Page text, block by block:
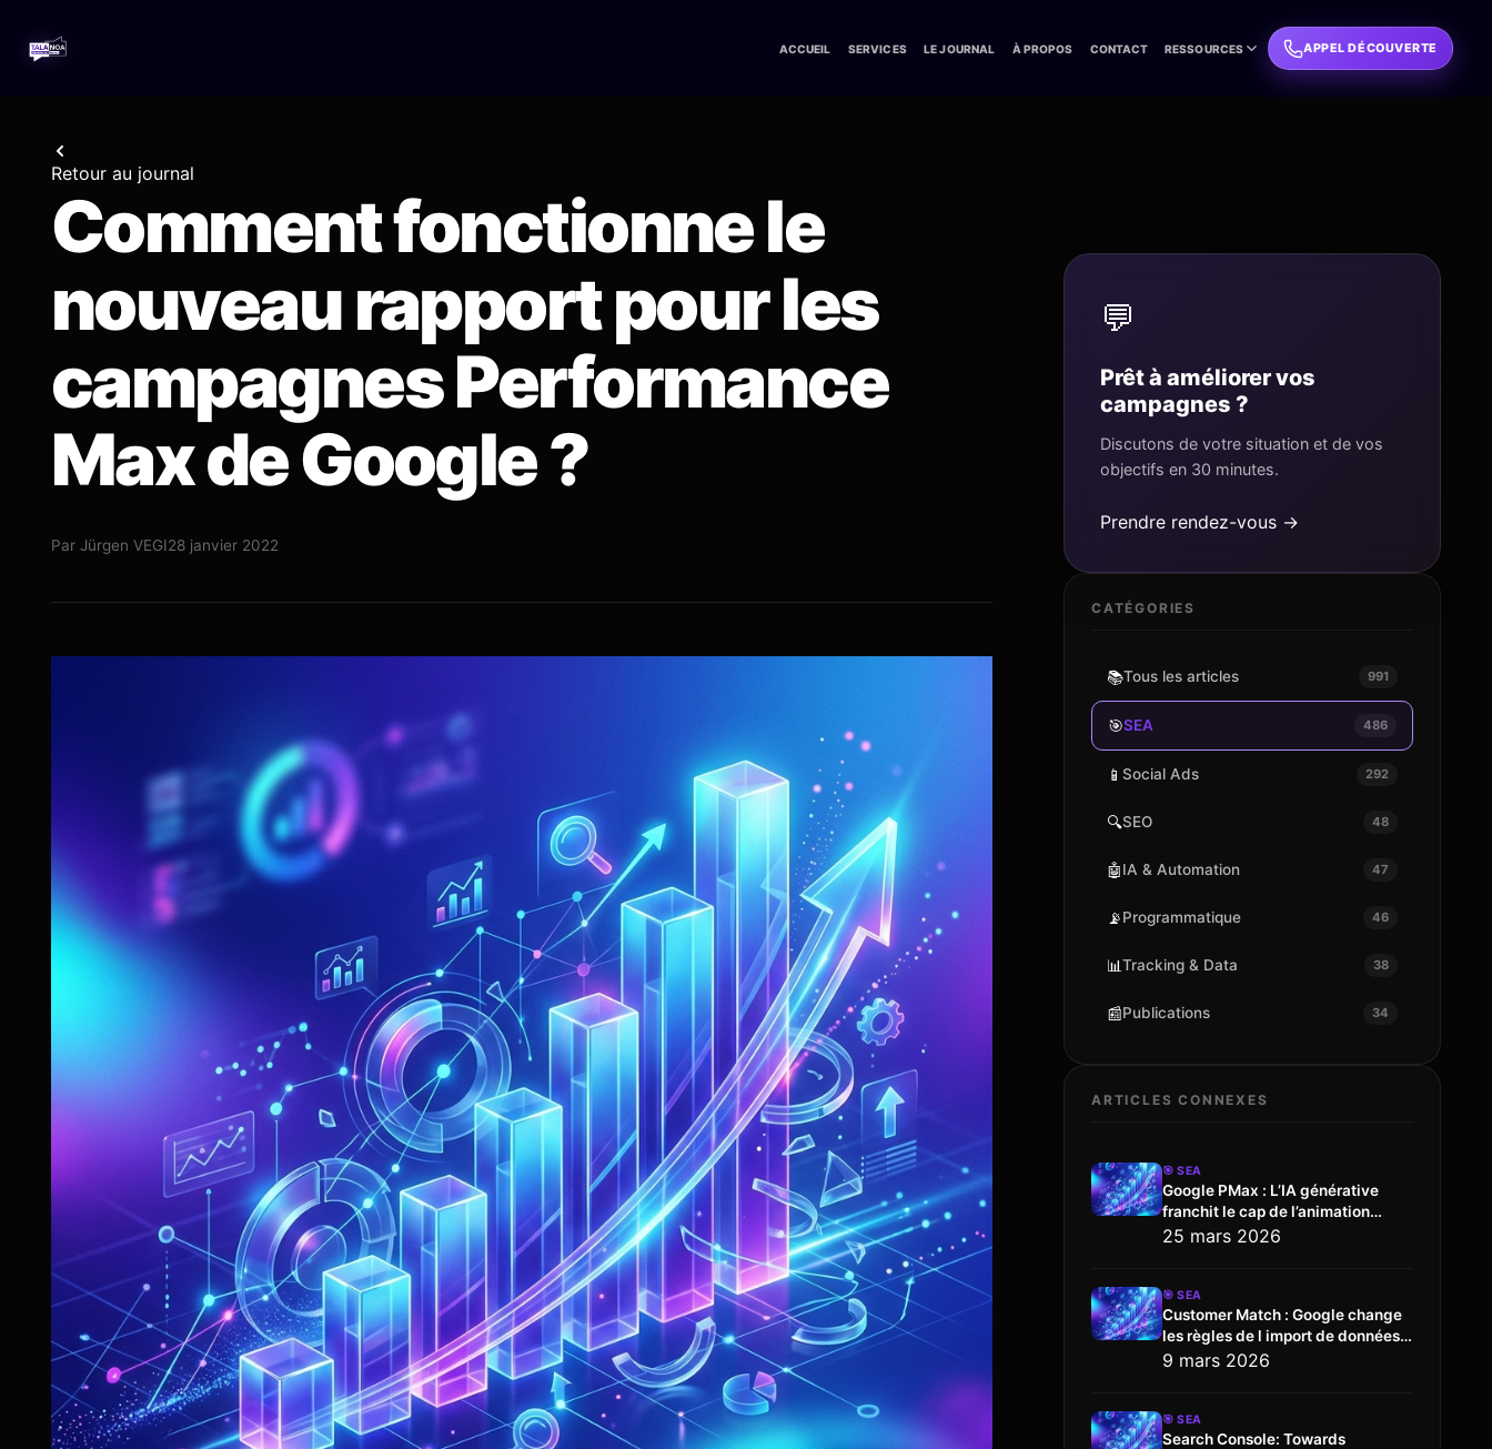
ACCUEIL SERVICES LE JOURNAL À PROPOS CONTACT RESSOURCES APPEL DÉCOUVERTE
Retour au journal
Comment fonctionne le
nouveau rapport pour les
campagnes Performance
Max de Google ?
Par Jürgen VEGI28 janvier 2022
💬
Prêt à améliorer vos
campagnes ?
Discutons de votre situation et de vos
objectifs en 30 minutes.
Prendre rendez-vous →
CATÉGORIES
📚Tous les articles 991
🎯SEA 486
📱 Social Ads 292
🔍SEO 48
🤖IA & Automation 47
📡Programmatique 46
📊Tracking & Data 38
📰Publications 34
ARTICLES CONNEXES
🎯 SEA
Google PMax : L’IA générative
franchit le cap de l’animation
vidéo
25 mars 2026
🎯 SEA
Customer Match : Google change
les règles de l import de données
via l API
9 mars 2026
🎯 SEA
Search Console: Towards